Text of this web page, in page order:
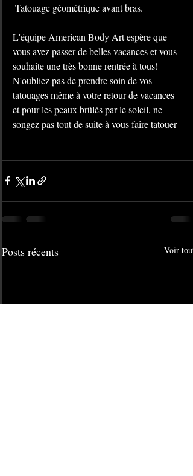
Tatouage géométrique avant bras.
L'équipe American Body Art espère que
vous avez passer de belles vacances et vous
souhaite une très bonne rentrée à tous!
N'oubliez pas de prendre soin de vos
tatouages même à votre retour de vacances
et pour les peaux brûlés par le soleil, ne
songez pas tout de suite à vous faire tatouer
Posts récents Voir tout